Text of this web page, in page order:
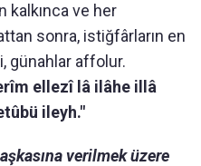
kalkınca ve her
sonra, istiğfârların en
günahlar affolur.
ellezî lâ ilâhe illâ
ileyh."
verilmek üzere